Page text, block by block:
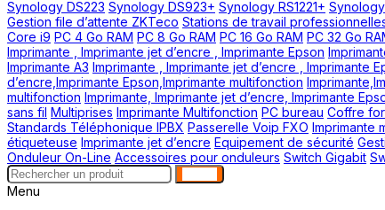
Synology DS223 Synology DS923+ Synology RS1221+
Gestion file d’attente ZKTeco Stations de travail
Core i9 PC 4 Go RAM PC 8 Go RAM PC 16 Go RAM PC 32 Go
Imprimante , Imprimante jet d’encre , Imprimante Epson
Imprimante A3 Imprimante , Imprimante jet d’encre , Imprimante
d’encre,Imprimante Epson,Imprimante multifonction
multifonction Imprimante, Imprimante jet d’encre, Imprimante
sans fil Multiprises Imprimante Multifonction PC bureau Coffre
Standards Téléphonique IPBX Passerelle Voip FXO Imprimante
étiqueteuse Imprimante jet d’encre Equipement de sécurité
Onduleur On-Line Accessoires pour onduleurs Switch Gigabit
Menu